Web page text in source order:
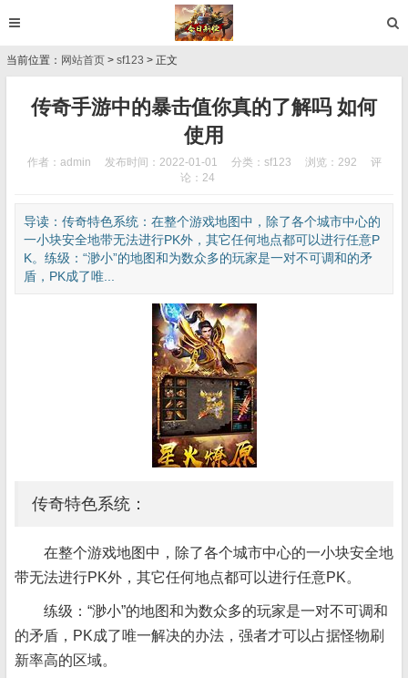
当前位置： 网站首页 > sf123 > 正文
传奇手游中的暴击值你真的了解吗 如何
使用
作者：admin 发布时间：2022-01-01 分类： sf123 浏览：292
评
论：24
导读：传奇特色系统：在整个游戏地图中，除了各个城市中心的
一小块安全地带无法进行PK外，其它任何地点都可以进行任意P
K。练级：“渺小”的地图和为数众多的玩家是一对不可调和的矛
盾，PK成了唯...
传奇特色系统：
在整个游戏地图中，除了各个城市中心的一小块安全地
带无法进行PK外，其它任何地点都可以进行任意PK。
练级：“渺小”的地图和为数众多的玩家是一对不可调和
的矛盾，PK成了唯一解决的办法，强者才可以占据怪物刷
新率高的区域。